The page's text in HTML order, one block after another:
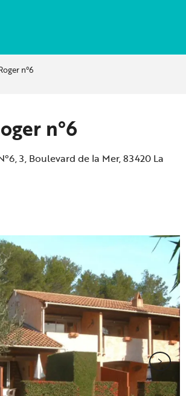
n°6
n°6
3, Boulevard de la Mer, 83420 La
aux favoris